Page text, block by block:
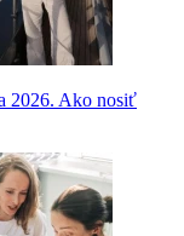
2026. Ako nosiť